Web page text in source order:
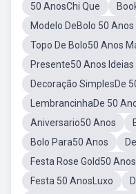
50 AnosChi Que
Modelo DeBolo 50 Anos
Topo De Bolo50 Anos
Presente50 Anos Ideias
Decoração SimplesDe
LembrancinhaDe 50
Aniversario50 Anos
Bolo Para50 Anos
Festa Rose Gold50 Anos
Festa 50 AnosLuxo